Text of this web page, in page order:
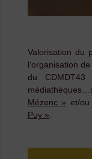
Valorisation du
l’organisation
du
Mézenc » et/ou
Puy ».